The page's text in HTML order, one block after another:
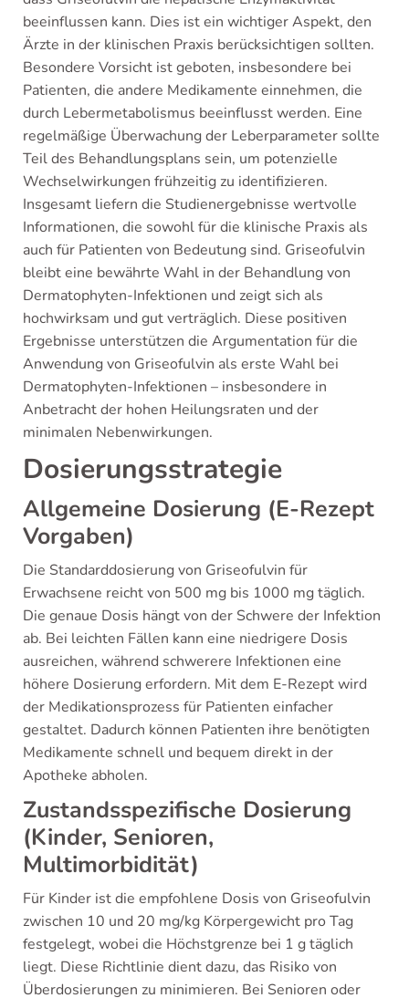
beeinflussen kann. Dies ist ein wichtiger Aspekt, den
Ärzte in der klinischen Praxis berücksichtigen sollten.
Besondere Vorsicht ist geboten, insbesondere bei
Patienten, die andere Medikamente einnehmen, die
durch Lebermetabolismus beeinflusst werden. Eine
regelmäßige Überwachung der Leberparameter sollte
Teil des Behandlungsplans sein, um potenzielle
Wechselwirkungen frühzeitig zu identifizieren.
Insgesamt liefern die Studienergebnisse wertvolle
Informationen, die sowohl für die klinische Praxis als
auch für Patienten von Bedeutung sind. Griseofulvin
bleibt eine bewährte Wahl in der Behandlung von
Dermatophyten-Infektionen und zeigt sich als
hochwirksam und gut verträglich. Diese positiven
Ergebnisse unterstützen die Argumentation für die
Anwendung von Griseofulvin als erste Wahl bei
Dermatophyten-Infektionen – insbesondere in
Anbetracht der hohen Heilungsraten und der
minimalen Nebenwirkungen.
Dosierungsstrategie
Allgemeine Dosierung (E-Rezept
Vorgaben)
Die Standarddosierung von Griseofulvin für
Erwachsene reicht von 500 mg bis 1000 mg täglich.
Die genaue Dosis hängt von der Schwere der Infektion
ab. Bei leichten Fällen kann eine niedrigere Dosis
ausreichen, während schwerere Infektionen eine
höhere Dosierung erfordern. Mit dem E-Rezept wird
der Medikationsprozess für Patienten einfacher
gestaltet. Dadurch können Patienten ihre benötigten
Medikamente schnell und bequem direkt in der
Apotheke abholen.
Zustandsspezifische Dosierung
(Kinder, Senioren,
Multimorbidität)
Für Kinder ist die empfohlene Dosis von Griseofulvin
zwischen 10 und 20 mg/kg Körpergewicht pro Tag
festgelegt, wobei die Höchstgrenze bei 1 g täglich
liegt. Diese Richtlinie dient dazu, das Risiko von
Überdosierungen zu minimieren. Bei Senioren oder